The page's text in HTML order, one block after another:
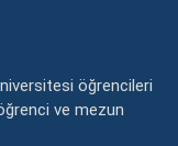
öğrencileri
ve mezun